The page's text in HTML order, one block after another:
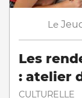
Le
Les
: atelier
CULTURELLE